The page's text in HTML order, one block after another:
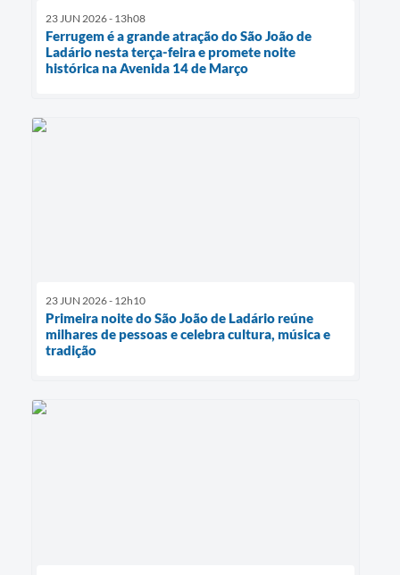
23 JUN 2026 - 13h08
Ferrugem é a grande atração do São João de
Ladário nesta terça-feira e promete noite
histórica na Avenida 14 de Março
23 JUN 2026 - 12h10
Primeira noite do São João de Ladário reúne
milhares de pessoas e celebra cultura, música e
tradição